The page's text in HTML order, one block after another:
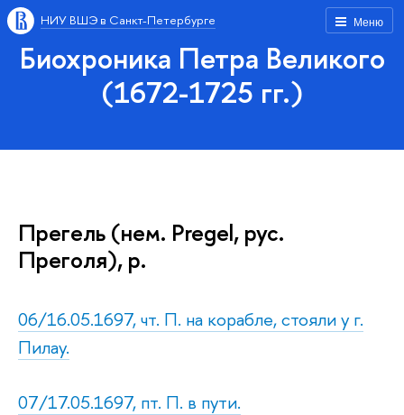
Меню
НИУ ВШЭ в Санкт-Петербурге
Биохроника Петра Великого
(1672-1725 гг.)
Прегель (нем. Pregel, рус.
Преголя), р.
06/16.05.1697, чт. П. на корабле, стояли у г.
Пилау.
07/17.05.1697, пт. П. в пути.